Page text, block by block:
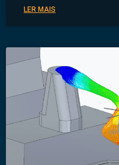
LER MAIS